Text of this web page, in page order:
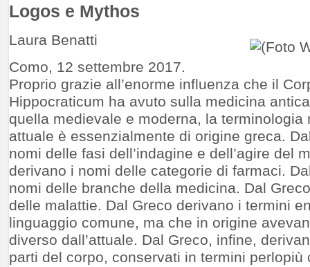
Logos e Mythos
Laura Benatti
Como, 12 settembre 2017.
Proprio grazie all’enorme influenza che il
Hippocraticum ha avuto sulla medicina
quella medievale e moderna, la terminologia
attuale è essenzialmente di origine greca.
nomi delle fasi dell’indagine e dell’agire del
derivano i nomi delle categorie di farmaci.
nomi delle branche della medicina. Dal
delle malattie. Dal Greco derivano i termini
linguaggio comune, ma che in origine
diverso dall’attuale. Dal Greco, infine,
parti del corpo, conservati in termini perlopiù